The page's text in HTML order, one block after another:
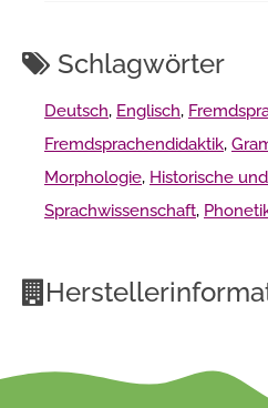
Schlagwörter
Deutsch, Englisch,
Fremdsprachendidaktik,
Morphologie, Historische
Sprachwissenschaft,